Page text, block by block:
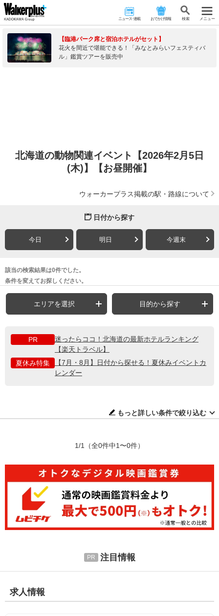
ニュース･連載 おでかけ情報 検 索 メニュー
【臨港パーク席と宿泊ホテルがセット】
花火を間近で堪能できる！「みなとみらいフェスティバ
ル」鑑賞ツアーを販売中
北海道の動物関連イベント【2026年2月5日
(木)】【お昼開催】
ウォーカープラス掲載の駅・路線について
日付から探す
今日 明日 今週末
該当の検索結果は0件でした。
条件を変えてお探しください。
エリアを選択 目的から探す
PR
迷ったらココ！北海道の最新ホテルランキング
【楽天トラベル】
夏休み特集
【7月・8月】日付から探せる！夏休みイベントカ
レンダー
もっと詳しい条件で絞り込む
1/1 （全0件中1〜0件）
注目情報
求人情報